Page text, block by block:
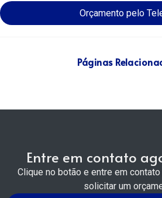
Orçamento pelo
Páginas
Entre em contato
Clique no botão e entre em
solicitar um